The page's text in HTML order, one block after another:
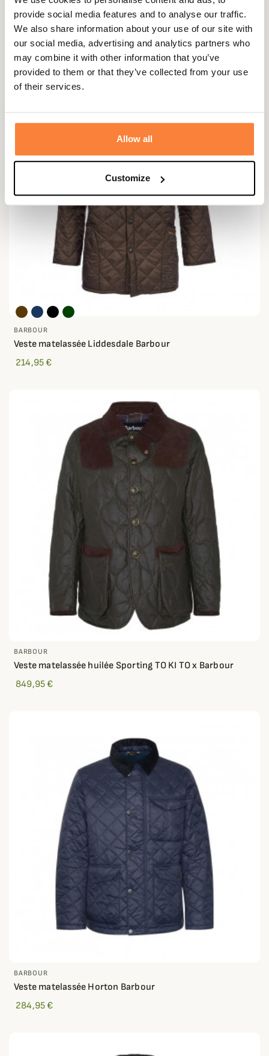
provide social media features and to analyse our traffic.
We also share information about your use of our site with
our social media, advertising and analytics partners who
may combine it with other information that you’ve
provided to them or that they’ve collected from your use
of their services.
Allow all
Customize
BARBOUR
Veste matelassée Liddesdale Héritage Barbour
214,95 €
BARBOUR
Veste matelassée Liddesdale Barbour
214,95 €
BARBOUR
Veste matelassée huilée Sporting TO KI TO x Barbour
849,95 €
BARBOUR
Veste matelassée Horton Barbour
284,95 €